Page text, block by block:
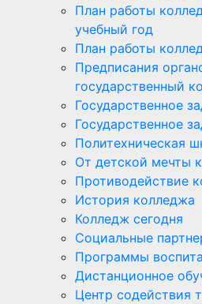
План работы
учебный год
План работы
Предписания
государственный
Государственное
Государственное
Политехническая
От детской мечты
Противодействие
История колледжа
Колледж сегодня
Социальные
Программы
Дистанционное
Центр содействия